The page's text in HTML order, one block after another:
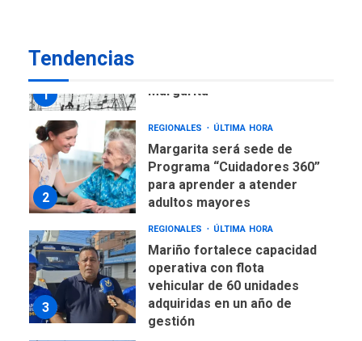
Tendencias
1
Margarita
2
REGIONALES ÚLTIMA HORA
Margarita será sede de
Programa “Cuidadores 360”
para aprender a atender
adultos mayores
3
REGIONALES ÚLTIMA HORA
Mariño fortalece capacidad
operativa con flota
vehicular de 60 unidades
adquiridas en un año de
gestión